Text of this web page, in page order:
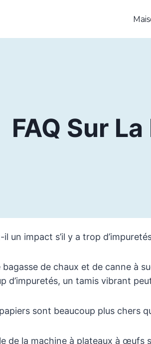
FAQ Sur
il un impact s’il y a trop
bagasse de chaux et de canne à
d’impuretés, un tamis vibrant
sont beaucoup plus chers
de la machine à plateaux à